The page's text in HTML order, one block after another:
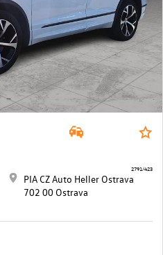
PIA CZ Auto Heller Ostrava
702 00 Ostrava
2791/423